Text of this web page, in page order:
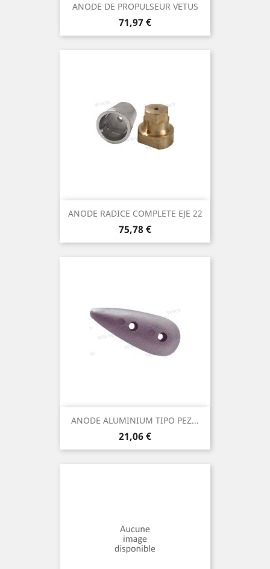
ANODE DE PROPULSEUR VETUS
Prix
71,97 €
ANODE RADICE COMPLETE EJE 22
Prix
75,78 €
ANODE ALUMINIUM TIPO PEZ...
Prix
21,06 €